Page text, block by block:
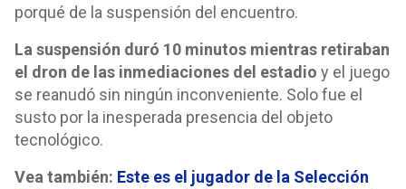
porqué de la suspensión del encuentro.
La suspensión duró 10 minutos mientras retiraban
el dron de las inmediaciones del estadio y el juego
se reanudó sin ningún inconveniente. Solo fue el
susto por la inesperada presencia del objeto
tecnológico.
Vea también: Este es el jugador de la Selección